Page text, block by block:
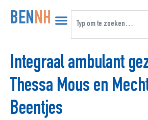
BENNH
Integraal ambulant
Thessa Mous en
Beentjes